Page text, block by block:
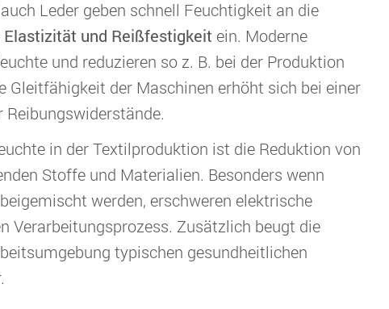
Leder geben schnell Feuchtigkeit an die
Elastizität und Reißfestigkeit ein. Moderne
und reduzieren so z. B. bei der Produktion
Gleitfähigkeit der Maschinen erhöht sich bei einer
in der Textilproduktion ist die Reduktion von
Stoffe und Materialien. Besonders wenn
werden, erschweren elektrische
Verarbeitungsprozess. Zusätzlich beugt die
typischen gesundheitlichen